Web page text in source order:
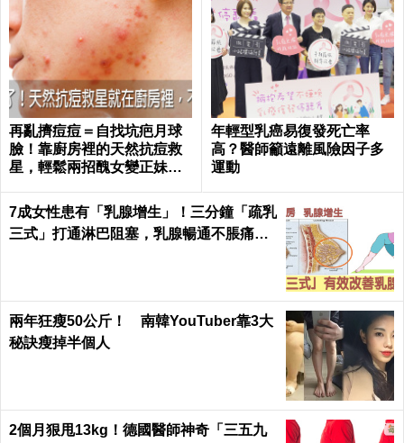
再亂擠痘痘＝自找坑疤月球
臉！靠廚房裡的天然抗痘救
星，輕鬆兩招醜女變正妹｜
年輕型乳癌易復發死亡率
高？醫師籲遠離風險因子多
運動
7成女性患有「乳腺增生」！三分鐘「疏乳
三式」打通淋巴阻塞，乳腺暢通不脹痛｜
兩年狂瘦50公斤！ 南韓YouTuber靠3大
秘訣瘦掉半個人
2個月狠甩13kg！德國醫師神奇「三五九